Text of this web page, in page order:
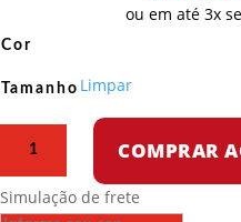
ou em até 3x
Cor
Tamanho Limpar
Treinadores
COMPRAR
Simulação de frete